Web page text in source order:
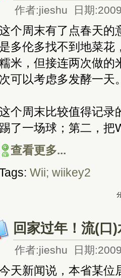
作者:jieshu 日期
个周末有了点春天的
是多伦多找不到地菜花
米，但接连两次做的
次可以考虑多发酵一天
个周末比较值得记录
踢了一场球；第二，把
查看更多...
Wii; wiikey2
回家过年！流(口
作者:jieshu 日期
天新闻说，本省某位